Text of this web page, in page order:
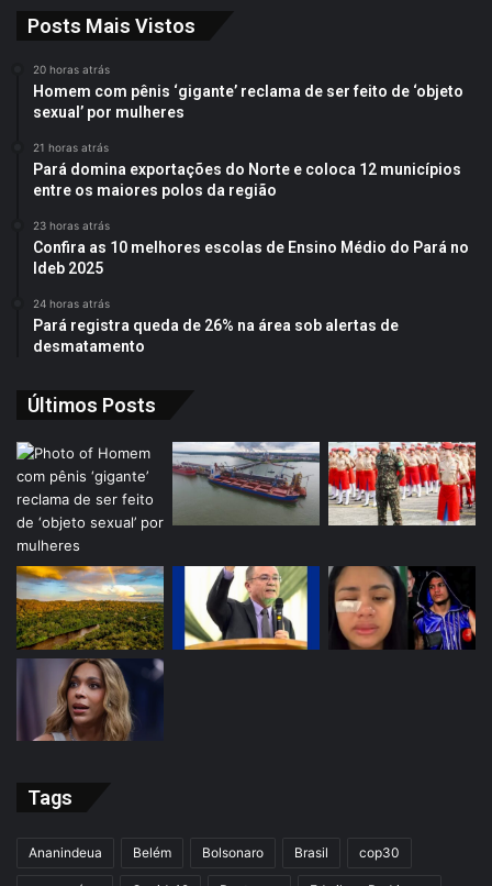
Posts Mais Vistos
20 horas atrás
Homem com pênis ‘gigante’ reclama de ser feito de ‘objeto
sexual’ por mulheres
21 horas atrás
Pará domina exportações do Norte e coloca 12 municípios
entre os maiores polos da região
23 horas atrás
Confira as 10 melhores escolas de Ensino Médio do Pará no
Ideb 2025
24 horas atrás
Pará registra queda de 26% na área sob alertas de
desmatamento
Últimos Posts
Tags
Ananindeua Belém Bolsonaro Brasil cop30